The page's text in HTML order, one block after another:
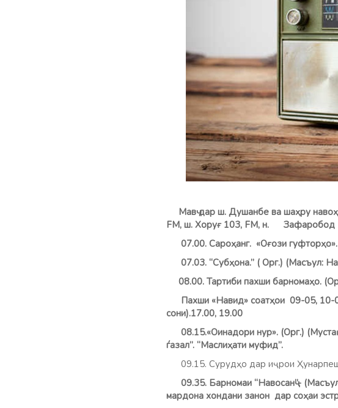
Мавҷ дар ш. Душанбе ва шаҳру
FM, ш. Хоруғ 103, FM, н. Зафаробод
07.00. Сароҳанг. «Оғози гуфторҳо».
07.03. “Субҳона.” ( Орг.) (Масъул:
08.00. Тартиби пахши барномаҳо.
Пахши «Навид» соатҳои 09-05, 10-
сони).17.00, 19.00
08.15.«Оинадори нур». (Орг.)
ѓазал”. “Маслиҳати муфид”.
09.15. Сурудҳо дар иҷрои
09.35. Барномаи “Навосанҷ”-
мардона хондани занон дар соҳаи